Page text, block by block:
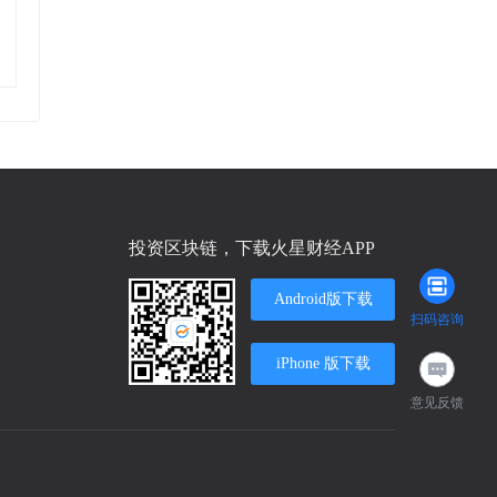
投资区块链，下载火星财经APP
Android版下载
iPhone 版下载
扫码咨询
意见反馈